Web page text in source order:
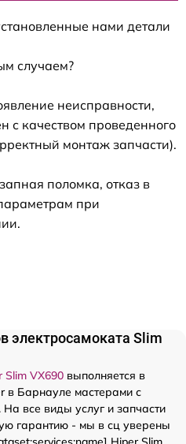
нами детали
случаем?
неисправности,
с качеством проведенного
монтаж запчасти).
поломка, отказ в
при
электросамоката Slim
Slim VX690 выполняется в
в Барнауле мастерами с
все виды услуг и запчасти
гарантию - мы в сц уверены